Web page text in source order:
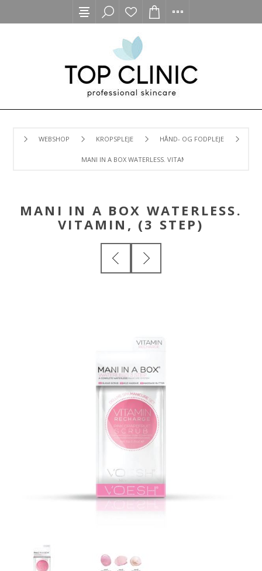
WEBSHOP KROPSPLEJE HÅND- OG FODPLEJE
MANI IN A BOX WATERLESS. VITAMIN, (3 STEP)
MANI IN A BOX WATERLESS.
VITAMIN, (3 STEP)